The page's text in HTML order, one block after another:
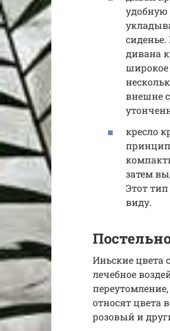
удобную
дивана
широкое
внешне
кресло
принцип
затем
Этот
виду.
Иньские цвета
лечебное
относят цвета
розовый и